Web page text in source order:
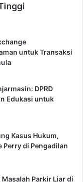
untuk Transaksi
DPRD
Edukasi untuk
Kasus Hukum,
Perry di Pengadilan
Masalah Parkir Liar di